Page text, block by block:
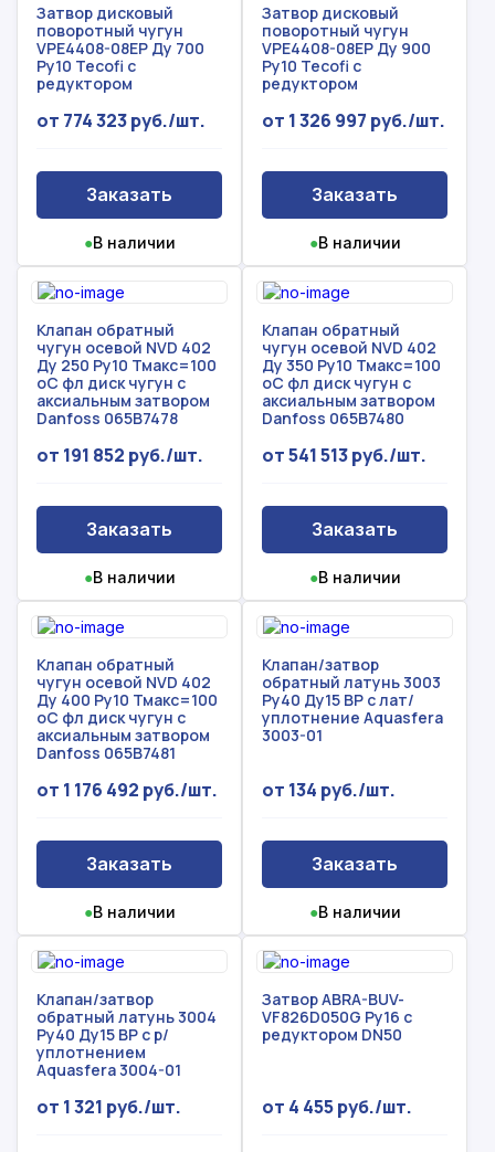
Затвор дисковый
поворотный чугун
VPE4408-08EP Ду 700
Ру10 Tecofi с
редуктором
от 774 323 руб./шт.
Заказать
●В наличии
Затвор дисковый
поворотный чугун
VPE4408-08EP Ду 900
Ру10 Tecofi с
редуктором
от 1 326 997 руб./шт.
Заказать
●В наличии
Клапан обратный
чугун осевой NVD 402
Ду 250 Ру10 Тмакс=100
оС фл диск чугун с
аксиальным затвором
Danfoss 065B7478
от 191 852 руб./шт.
Заказать
●В наличии
Клапан обратный
чугун осевой NVD 402
Ду 350 Ру10 Тмакс=100
оС фл диск чугун с
аксиальным затвором
Danfoss 065B7480
от 541 513 руб./шт.
Заказать
●В наличии
Клапан обратный
чугун осевой NVD 402
Ду 400 Ру10 Тмакс=100
оС фл диск чугун с
аксиальным затвором
Danfoss 065B7481
от 1 176 492 руб./шт.
Заказать
●В наличии
Клапан/затвор
обратный латунь 3003
Ру40 Ду15 ВР с лат/
уплотнение Aquasfera
3003-01
от 134 руб./шт.
Заказать
●В наличии
Клапан/затвор
обратный латунь 3004
Ру40 Ду15 ВР с р/
уплотнением
Aquasfera 3004-01
от 1 321 руб./шт.
Затвор ABRA-BUV-
VF826D050G Ру16 с
редуктором DN50
от 4 455 руб./шт.
Прикрепить смету на расчет
Отправить запрос
Заказать звонок
Даю согласие на обработку персональных данных